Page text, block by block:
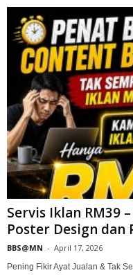
Servis Iklan RM39
Poster Design dan
BBS@MN - April 17, 2026
Pening Fikir Ayat Jualan & Tak